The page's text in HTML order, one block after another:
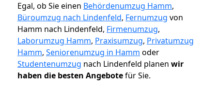
Egal, ob Sie einen Behördenumzug Hamm,
Büroumzug nach Lindenfeld, Fernumzug von
Hamm nach Lindenfeld, Firmenumzug,
Laborumzug Hamm, Praxisumzug, Privatumzug
Hamm, Seniorenumzug in Hamm oder
Studentenumzug nach Lindenfeld planen wir
haben die besten Angebotefür Sie.